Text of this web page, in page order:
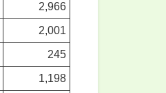
2,966
2,001
245
1,198